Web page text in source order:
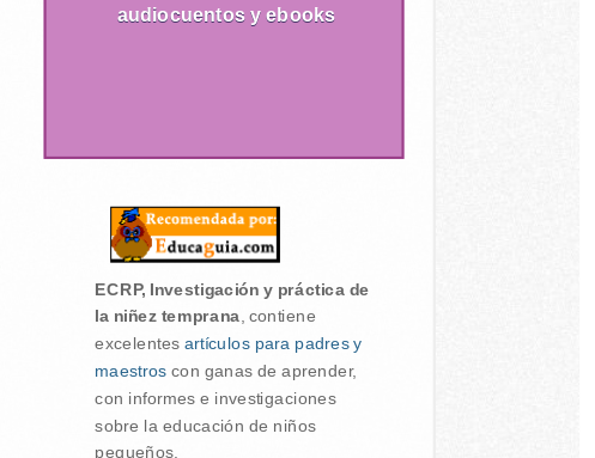
audiocuentos y ebooks
ECRP, Investigación y práctica de
la niñez temprana, contiene
excelentes artículos para padres y
maestros con ganas de aprender,
con informes e investigaciones
sobre la educación de niños
pequeños.